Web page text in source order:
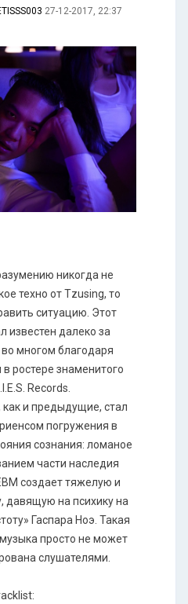
27-12-2017, 22:37
никогда не
техно от Tzusing, то
ситуацию. Этот
известен далеко за
многом благодаря
ростере знаменитого
Records.
и предыдущие, стал
погружения в
сознания: ломаное
части наследия
создает тяжелую и
давящую на психику на
Гаспара Ноэ. Такая
просто не может
слушателями.